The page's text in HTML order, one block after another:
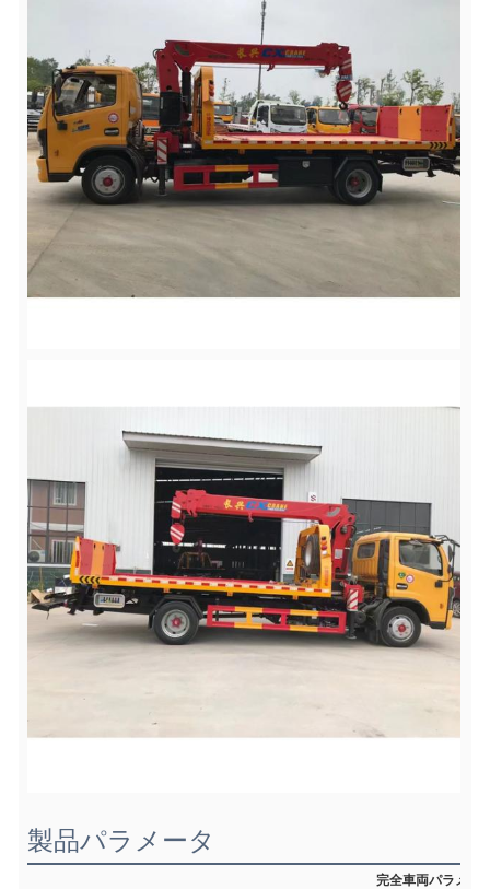
製品パラメータ
完全車両パラメー